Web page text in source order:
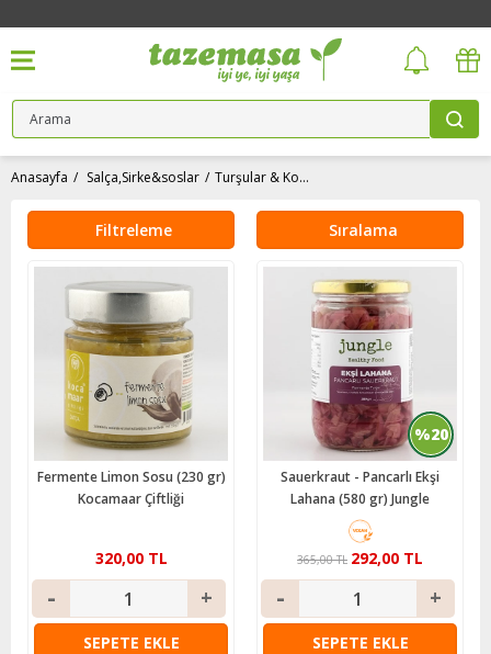
Anasayfa Salça,Sirke&soslar Turşular & Konserveler
Filtreleme Sıralama
Fermente Limon Sosu (230 gr)
Kocamaar Çiftliği
320,00 TL
SEPETE EKLE
%20
Sauerkraut - Pancarlı Ekşi
Lahana (580 gr) Jungle
292,00 TL
365,00 TL
SEPETE EKLE